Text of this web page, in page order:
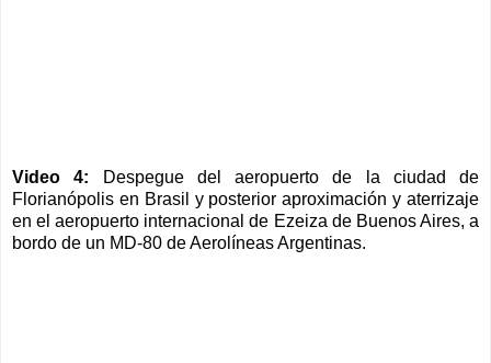
Video 4: Despegue del aeropuerto de la ciudad de
Florianópolis en Brasil y posterior aproximación y aterrizaje
en el aeropuerto internacional de Ezeiza de Buenos Aires, a
bordo de un MD-80 de Aerolíneas Argentinas.